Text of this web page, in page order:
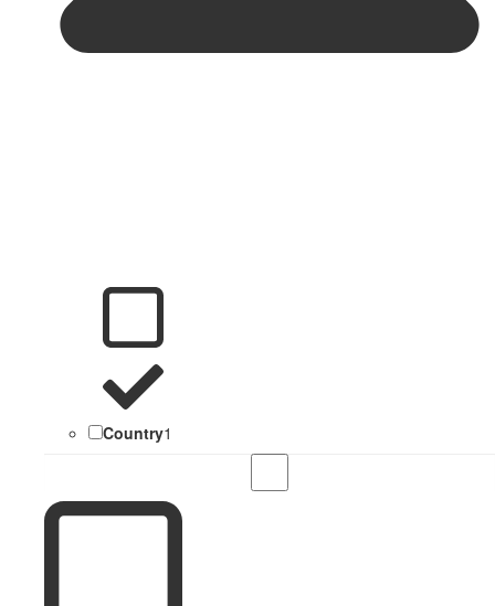
Country1